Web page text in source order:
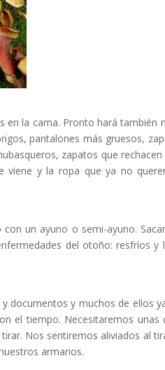
en la cama. Pronto hará también
pantalones más gruesos,
zapatos que rechacen
y la ropa que ya no
un ayuno o semi-ayuno.
del otoño: resfríos y
documentos y muchos de ellos
el tiempo. Necesitaremos unas
Nos sentiremos aliviados al
armarios.